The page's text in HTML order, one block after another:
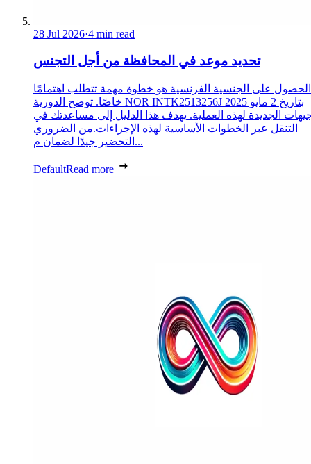
28 Jul 2026·4 min read
تحديد موعد في المحافظة من أجل التجنس
الحصول على الجنسية الفرنسية هو خطوة مهمة تتطلب اهتمامًا
خاصًا. توضح الدورية NOR INTK2513256J بتاريخ 2 مايو 2025
الجديدة لهذه العملية. يهدف هذا الدليل إلى مساعدتك في
التنقل عبر الخطوات الأساسية لهذه الإجراءات.من الضروري
التحضير جيدًا لضمان م...
DefaultRead more